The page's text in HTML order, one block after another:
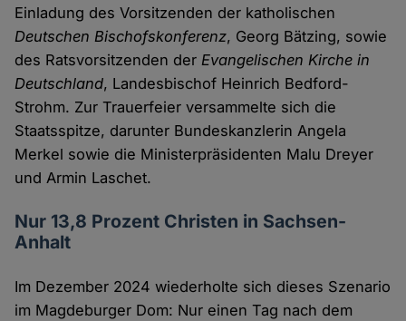
Einladung des Vorsitzenden der katholischen
Deutschen Bischofskonferenz, Georg Bätzing, sowie
des Ratsvorsitzenden derEvangelischen Kirche in
Deutschland, Landesbischof Heinrich Bedford-
Strohm. Zur Trauerfeier versammelte sich die
Staatsspitze, darunter Bundeskanzlerin Angela
Merkel sowie die Ministerpräsidenten Malu Dreyer
und Armin Laschet.
Nur 13,8 Prozent Christen in Sachsen-
Anhalt
Im Dezember 2024 wiederholte sich dieses Szenario
im Magdeburger Dom: Nur einen Tag nach dem